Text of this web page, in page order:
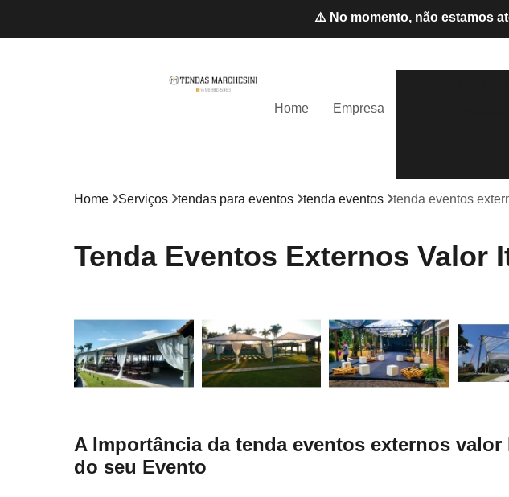
⚠️ No momento, não estamos
Home Empresa
Home Serviços tendas para eventos tenda eventos tenda eventos
Tenda Eventos Externos Valor
A Importância da tenda eventos externos
do seu Evento